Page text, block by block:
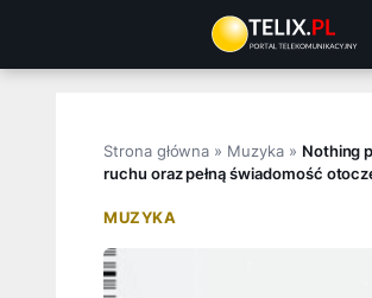
treści
Strona główna » Muzyka» Nothing
ruchu oraz pełną świadomość
MUZYKA